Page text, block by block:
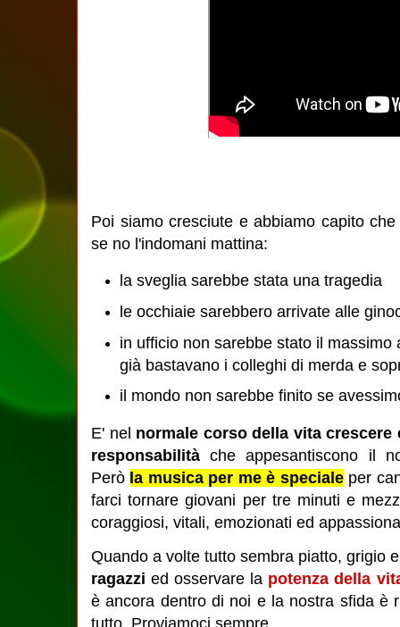
Poi siamo cresciute e abbiamo capito
se no l'indomani mattina:
la sveglia sarebbe stata una tragedia
le occhiaie sarebbero arrivate alle
in ufficio non sarebbe stato il massimo
già bastavano i colleghi di merda e
il mondo non sarebbe finito se
E' nel normale corso della vita crescere
responsabilitàche appesantiscono il
Però la musica per me è specialeper
farci tornare giovani per tre minuti e
coraggiosi, vitali, emozionati ed
Quando a volte tutto sembra piatto, grigio
ragazzi ed osservare la potenza della
è ancora dentro di noi e la nostra sfida è
tutto. Proviamoci sempre.